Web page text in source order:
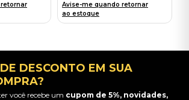
Avise-me quando retornar
ao estoque
DESCONTO EM SUA
você recebe um cupom de 5%, novidades,